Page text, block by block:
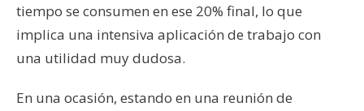
tiempo se consumen en ese 20% final, lo que
implica una intensiva aplicación de trabajo con
una utilidad muy dudosa.
En una ocasión, estando en una reunión de